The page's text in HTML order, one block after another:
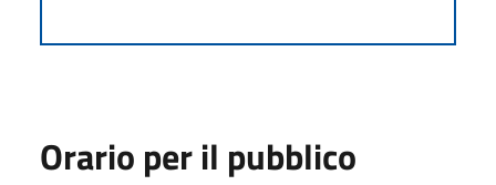
Orario per il pubblico